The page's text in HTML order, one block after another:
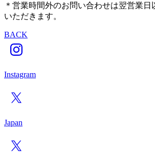
＊営業時間外のお問い合わせは翌営業日
いただきます。
BACK
Instagram
Japan